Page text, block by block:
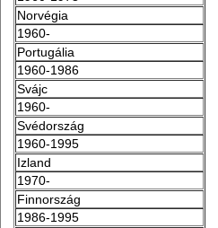
Norvégia
1960-
Portugália
1960-1986
Svájc
1960-
Svédország
1960-1995
Izland
1970-
Finnország
1986-1995